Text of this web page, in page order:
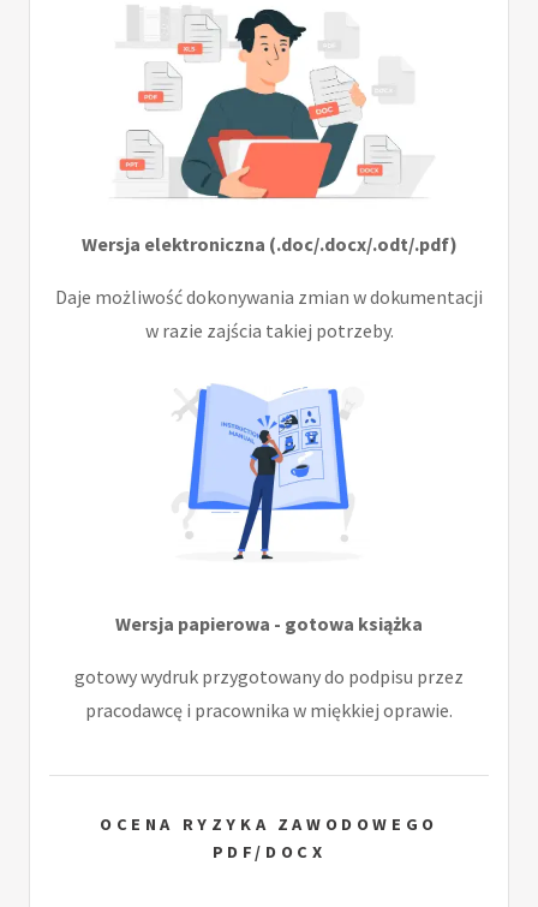
Wersja elektroniczna (.doc/.docx/.odt/.pdf)
Daje możliwość dokonywania zmian w dokumentacji
w razie zajścia takiej potrzeby.
Wersja papierowa - gotowa książka
gotowy wydruk przygotowany do podpisu przez
pracodawcę i pracownika w miękkiej oprawie.
OCENA RYZYKA ZAWODOWEGO
PDF/DOCX